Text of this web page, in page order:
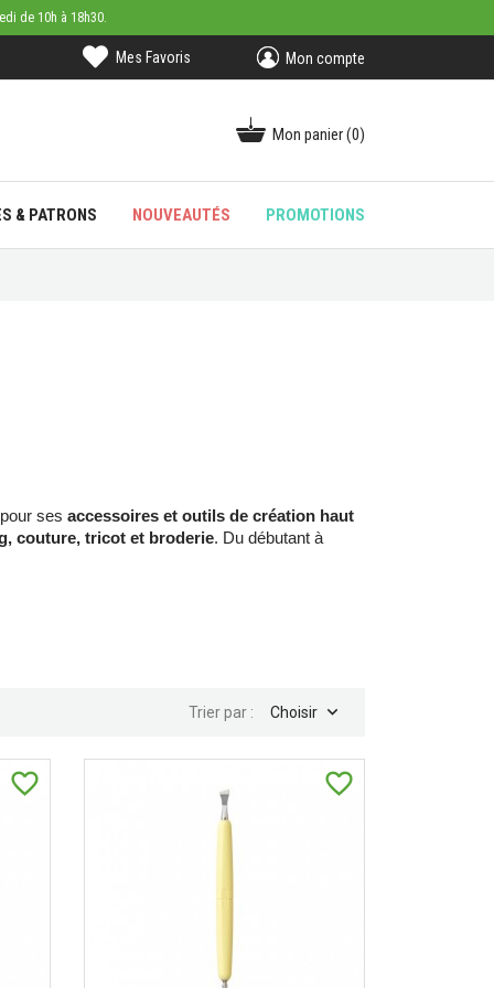
de 10h à 18h30.
Mes Favoris Mon compte
Mon panier(0)
& PATRONS NOUVEAUTÉS PROMOTIONS
ses accessoires et outils de création haut
couture, tricot et broderie. Du débutant à
Trier par : Choisir 
favorite_border favorite_border